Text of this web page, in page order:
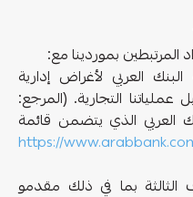
المرتبطين بموردينا مع:
العربي لأغراض إدارية
عملياتنا التجارية. (المرجع:
العربي الذي يتضمن قائمة
https://
بما في ذلك مقدمو